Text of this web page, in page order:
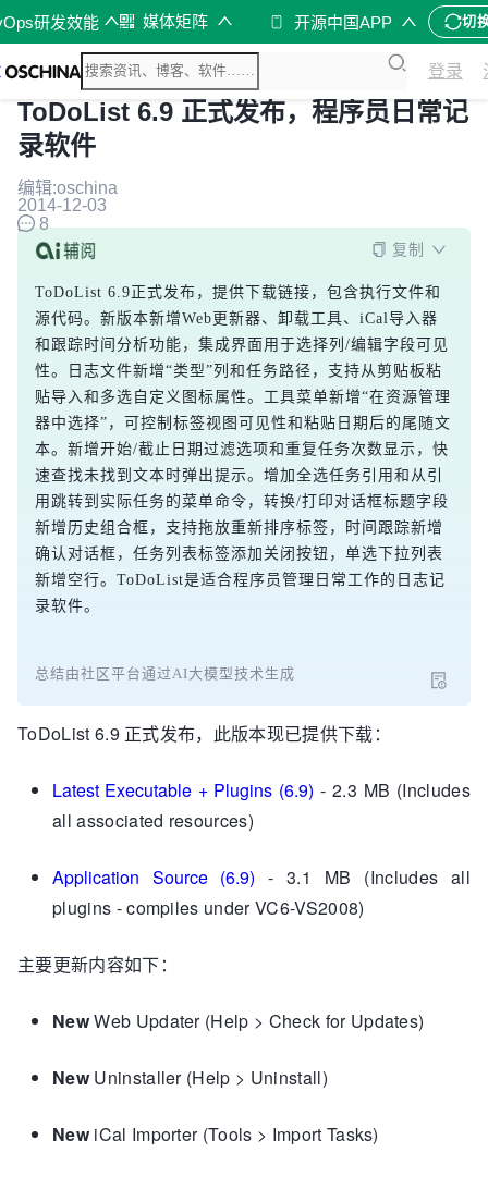
研发效能 媒体矩阵 开源中国APP 切
登录
ToDoList 6.9 正式发布，程序员日常记
录软件
编辑:oschina
2014-12-03
8
复制
ToDoList 6.9正式发布，提供下载链接，包含执行文件和
源代码。新版本新增Web更新器、卸载工具、iCal导入器
和跟踪时间分析功能，集成界面用于选择列/编辑字段可见
性。日志文件新增“类型”列和任务路径，支持从剪贴板粘
贴导入和多选自定义图标属性。工具菜单新增“在资源管理
器中选择”，可控制标签视图可见性和粘贴日期后的尾随文
本。新增开始/截止日期过滤选项和重复任务次数显示，快
速查找未找到文本时弹出提示。增加全选任务引用和从引
用跳转到实际任务的菜单命令，转换/打印对话框标题字段
新增历史组合框，支持拖放重新排序标签，时间跟踪新增
确认对话框，任务列表标签添加关闭按钮，单选下拉列表
新增空行。ToDoList是适合程序员管理日常工作的日志记
录软件。
总结由社区平台通过AI大模型技术生成
ToDoList 6.9 正式发布，此版本现已提供下载：
Latest Executable + Plugins (6.9) - 2.3 MB (Includes
all associated resources)
Application Source (6.9) - 3.1 MB (Includes all
plugins - compiles under VC6-VS2008)
主要更新内容如下：
NewWeb Updater (Help > Check for Updates)
NewUninstaller (Help > Uninstall)
NewiCal Importer (Tools > Import Tasks)